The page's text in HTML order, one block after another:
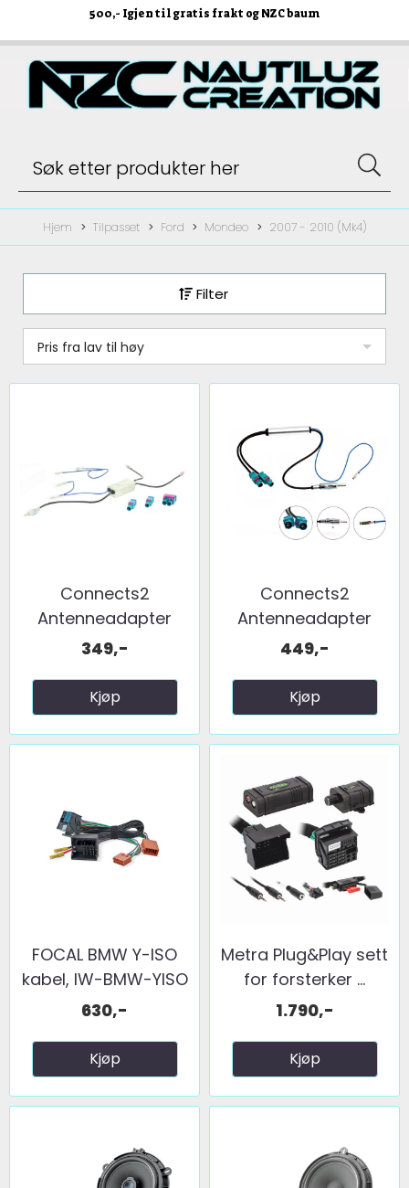
500,- Igjen til gratis frakt og NZC baum
Hjem Tilpasset Ford Mondeo 2007 - 2010 (Mk4)
Filter
Pris fra lav til høy
Connects2
Antenneadapter
(FM) 2 x fakra ...
349,-
Kjøp
Connects2
Antenneadapter
(FM) 2 x fakra ...
449,-
Kjøp
FOCAL BMW Y-ISO
kabel, IW-BMW-YISO
630,-
Kjøp
Metra Plug&Play sett
for forsterker ...
1.790,-
Kjøp